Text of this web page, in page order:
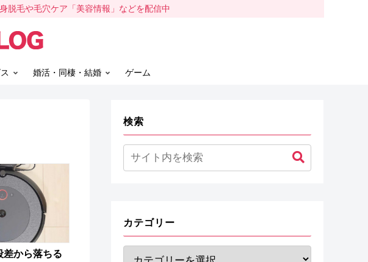
脱毛や毛穴ケア「美容情報」などを配信中
婚活・同棲・結婚 ゲーム
差から落ちる
検索
カテゴリー